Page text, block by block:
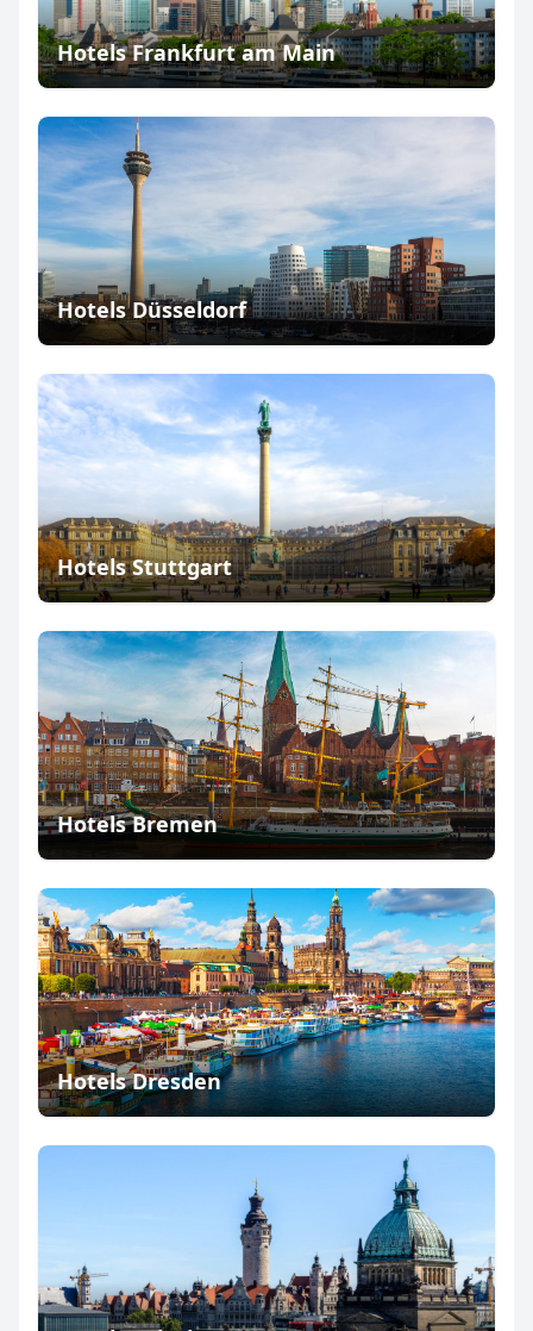
Hotels Frankfurt am Main
Hotels Düsseldorf
Hotels Stuttgart
Hotels Bremen
Hotels Dresden